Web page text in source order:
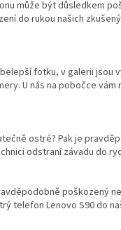
může být důsledkem
do rukou našich
fotku, v galerii jsou
U nás na pobočce vám
ostré? Pak je
odstraní závadu do
poškozený
telefon Lenovo S90 do